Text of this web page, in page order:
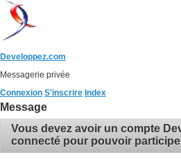
Developpez.com
Messagerie privée
Connexion S'inscrire Index
Message
Vous devez avoir un compte
connecté pour pouvoir